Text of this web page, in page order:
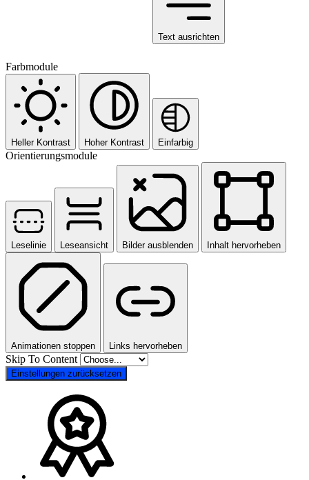
Text ausrichten
Farbmodule
Heller Kontrast Hoher Kontrast Einfarbig
Orientierungsmodule
Leselinie Leseansicht Bilder ausblenden Inhalt hervorheben
Animationen stoppen Links hervorheben
Skip To Content
Einstellungen zurücksetzen